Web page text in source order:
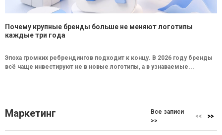
Почему крупные бренды больше не меняют логотипы
каждые три года
Эпоха громких ребрендингов подходит к концу. В 2026 году бренды
всё чаще инвестируют не в новые логотипы, а в узнаваемые...
Маркетинг
Все записи
>>